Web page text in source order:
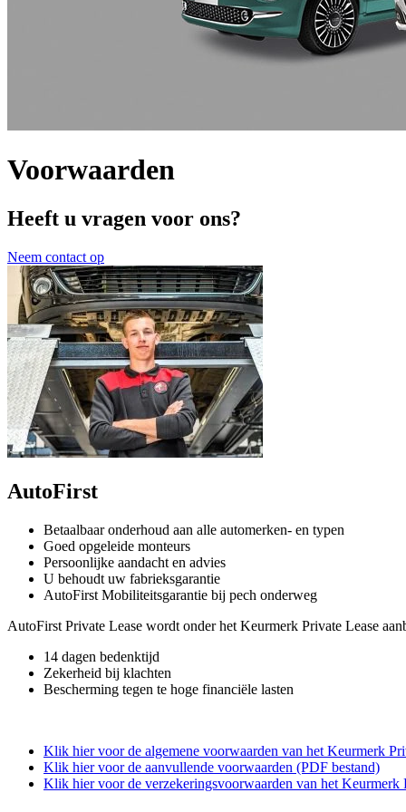
Voorwaarden
Heeft u vragen voor ons?
Neem contact op
AutoFirst
Betaalbaar onderhoud aan alle automerken- en typen
Goed opgeleide monteurs
Persoonlijke aandacht en advies
U behoudt uw fabrieksgarantie
AutoFirst Mobiliteitsgarantie bij pech onderweg
AutoFirst Private Lease wordt onder het Keurmerk Private Lease
14 dagen bedenktijd
Zekerheid bij klachten
Bescherming tegen te hoge financiële lasten
Klik hier voor de algemene voorwaarden van het Keurmerk
Klik hier voor de aanvullende voorwaarden (PDF bestand)
Klik hier voor de verzekeringsvoorwaarden van het Keurmerk